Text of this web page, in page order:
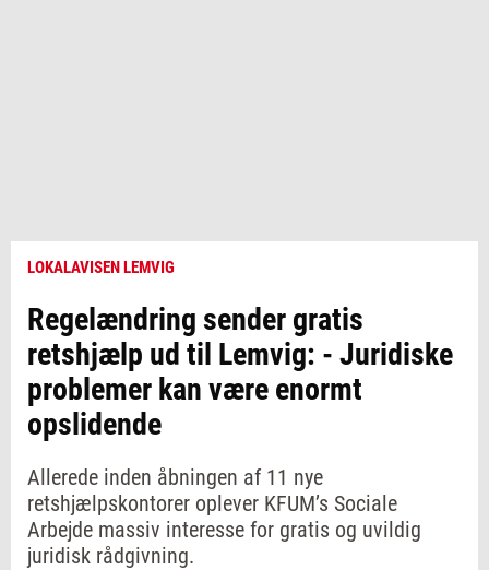
LOKALAVISEN LEMVIG
Regelændring sender gratis
retshjælp ud til Lemvig: - Juridiske
problemer kan være enormt
opslidende
Allerede inden åbningen af 11 nye
retshjælpskontorer oplever KFUM’s Sociale
Arbejde massiv interesse for gratis og uvildig
juridisk rådgivning.